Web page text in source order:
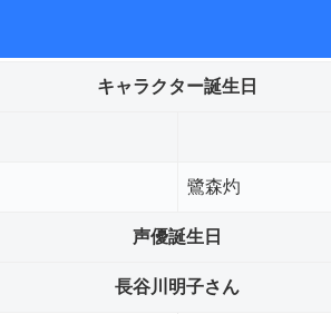
キャラクター誕生日
鷺森灼
声優誕生日
長谷川明子さん